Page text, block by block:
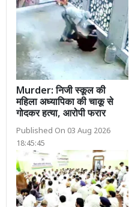
Murder: निजी स्कूल की
महिला अध्यापिका की चाकू से
गोदकर हत्या, आरोपी फरार
Published On 03 Aug 2026
18:45:45